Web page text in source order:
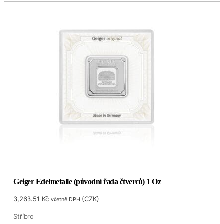
Geiger Edelmetalle (původní řada čtverců) 1 Oz
3,263.51 Kč včetně DPH (CZK)
Stříbro